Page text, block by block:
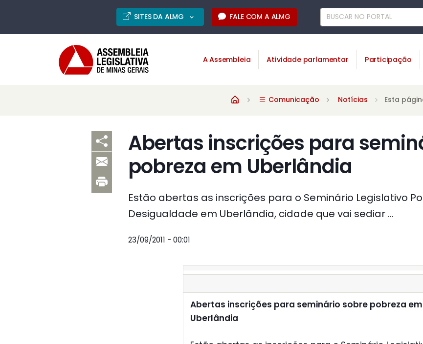
SITES DA ALMG FALE COM A ALMG
A Assembleia Atividade parlamentar Participação
Comunicação Notícias Esta
Abertas inscrições para
pobreza em Uberlândia
Estão abertas as inscrições para o Seminário Legislativo
Desigualdade em Uberlândia, cidade que vai sediar ...
23/09/2011 - 00:01
Abertas inscrições para seminário sobre pobreza em
Uberlândia